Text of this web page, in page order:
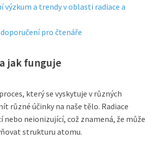
výzkum a trendy v oblasti radiace a
doporučení pro čtenáře
jak funguje
který se vyskytuje v různých
různé účinky na naše tělo. Radiace
nebo neionizující, což znamená, že může
strukturu atomu.